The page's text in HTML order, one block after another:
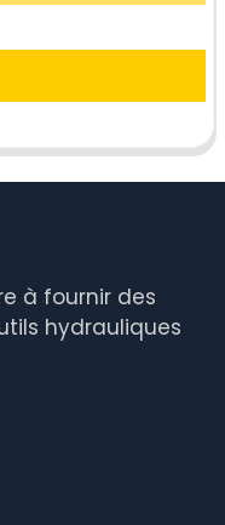
à fournir des
hydrauliques